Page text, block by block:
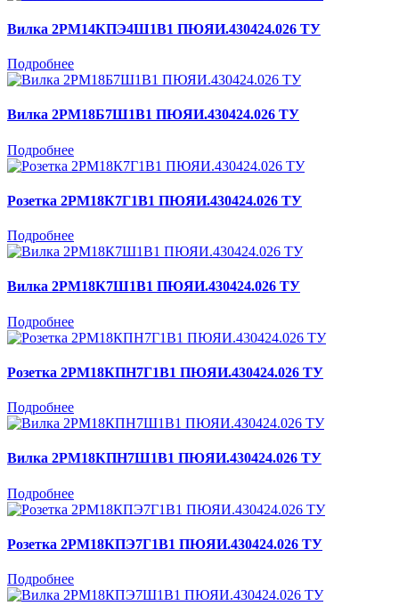
Вилка 2РМ14КПЭ4Ш1В1 ПЮЯИ.430424.026 ТУ
Подробнее
Вилка 2РМ18Б7Ш1В1 ПЮЯИ.430424.026 ТУ
Подробнее
Розетка 2РМ18К7Г1В1 ПЮЯИ.430424.026 ТУ
Подробнее
Вилка 2РМ18К7Ш1В1 ПЮЯИ.430424.026 ТУ
Подробнее
Розетка 2РМ18КПН7Г1В1 ПЮЯИ.430424.026 ТУ
Подробнее
Вилка 2РМ18КПН7Ш1В1 ПЮЯИ.430424.026 ТУ
Подробнее
Розетка 2РМ18КПЭ7Г1В1 ПЮЯИ.430424.026 ТУ
Подробнее